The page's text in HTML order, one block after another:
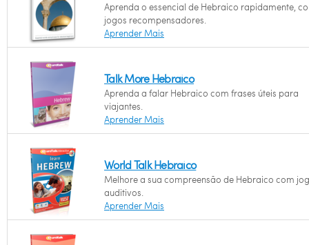
Aprenda o essencial de Hebraico rapidamente,
jogos recompensadores.
Aprender Mais
Talk More Hebraico
Aprenda a falar Hebraico com frases úteis para
viajantes.
Aprender Mais
World Talk Hebraico
Melhore a sua compreensão de Hebraico com
auditivos.
Aprender Mais